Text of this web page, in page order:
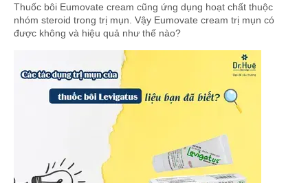
Thuốc bôi Eumovate cream cũng ứng dụng hoạt chất thuộc
nhóm steroid trong trị mụn. Vậy Eumovate cream trị mụn có
được không và hiệu quả như thế nào?